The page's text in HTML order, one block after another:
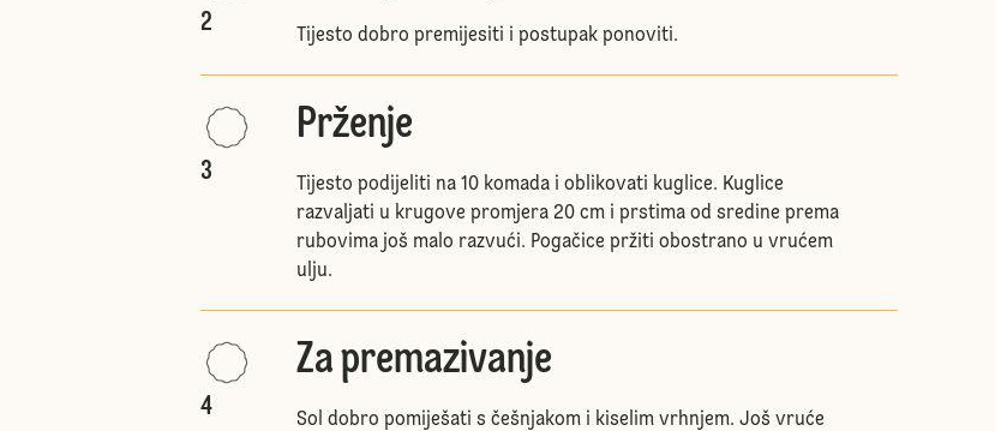
2 Tijesto dobro premijesiti i postupak ponoviti.
3
Prženje
Tijesto podijeliti na 10 komada i oblikovati kuglice. Kuglice
razvaljati u krugove promjera 20 cm i prstima od sredine prema
rubovima još malo razvući. Pogačice pržiti obostrano u vrućem
ulju.
4
Za premazivanje
Sol dobro pomiješati s češnjakom i kiselim vrhnjem. Još vruće